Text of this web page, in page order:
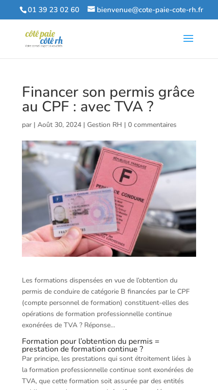
01 39 23 02 60 bienvenue@cote-paie-cote-rh.fr
Financer son permis grâce
au CPF : avec TVA ?
par | Août 30, 2024| Gestion RH | 0 commentaires
Les formations dispensées en vue de l’obtention du
permis de conduire de catégorie B financées par le CPF
(compte personnel de formation) constituent-elles des
opérations de formation professionnelle continue
exonérées de TVA ? Réponse…
Formation pour l’obtention du permis =
prestation de formation continue ?
Par principe, les prestations qui sont étroitement liées à
la formation professionnelle continue sont exonérées de
TVA, que cette formation soit assurée par des entités